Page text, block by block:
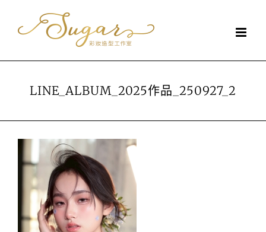
LINE_ALBUM_2025作品_250927_2